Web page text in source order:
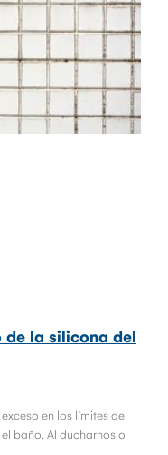
la silicona del
en los límites de
baño. Al ducharnos o